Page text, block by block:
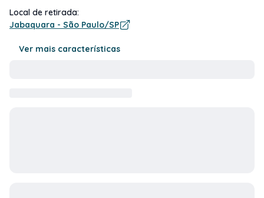
Local de retirada:
Jabaquara - São Paulo/SP
Ver mais características